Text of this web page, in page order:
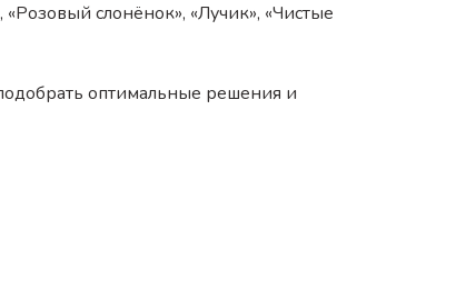
слонёнок», «Лучик», «Чистые
оптимальные решения и